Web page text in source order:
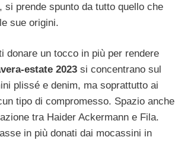
prende spunto da tutto quello che
sue origini.
donare un tocco in più per rendere
estate 2023 si concentrano sul
plissé e denim, ma soprattutto ai
tipo di compromesso. Spazio anche
tra Haider Ackermann e Fila.
in più donati dai mocassini in